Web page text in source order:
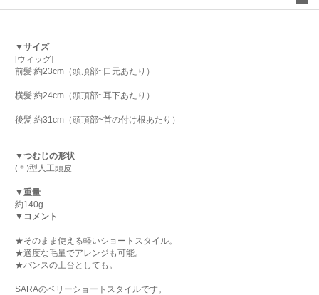
▼サイズ
[ウィッグ]
前髪:約23cm（頭頂部~口元あたり）
横髪:約24cm（頭頂部~耳下あたり）
後髪:約31cm（頭頂部~首の付け根あたり）
▼つむじの形状
(＊)型人工頭皮
▼重量
約140g
▼コメント
★そのまま使える軽いショートスタイル。
★適度な毛量でアレンジも可能。
★バンスの土台としても。
SARAのベリーショートスタイルです。